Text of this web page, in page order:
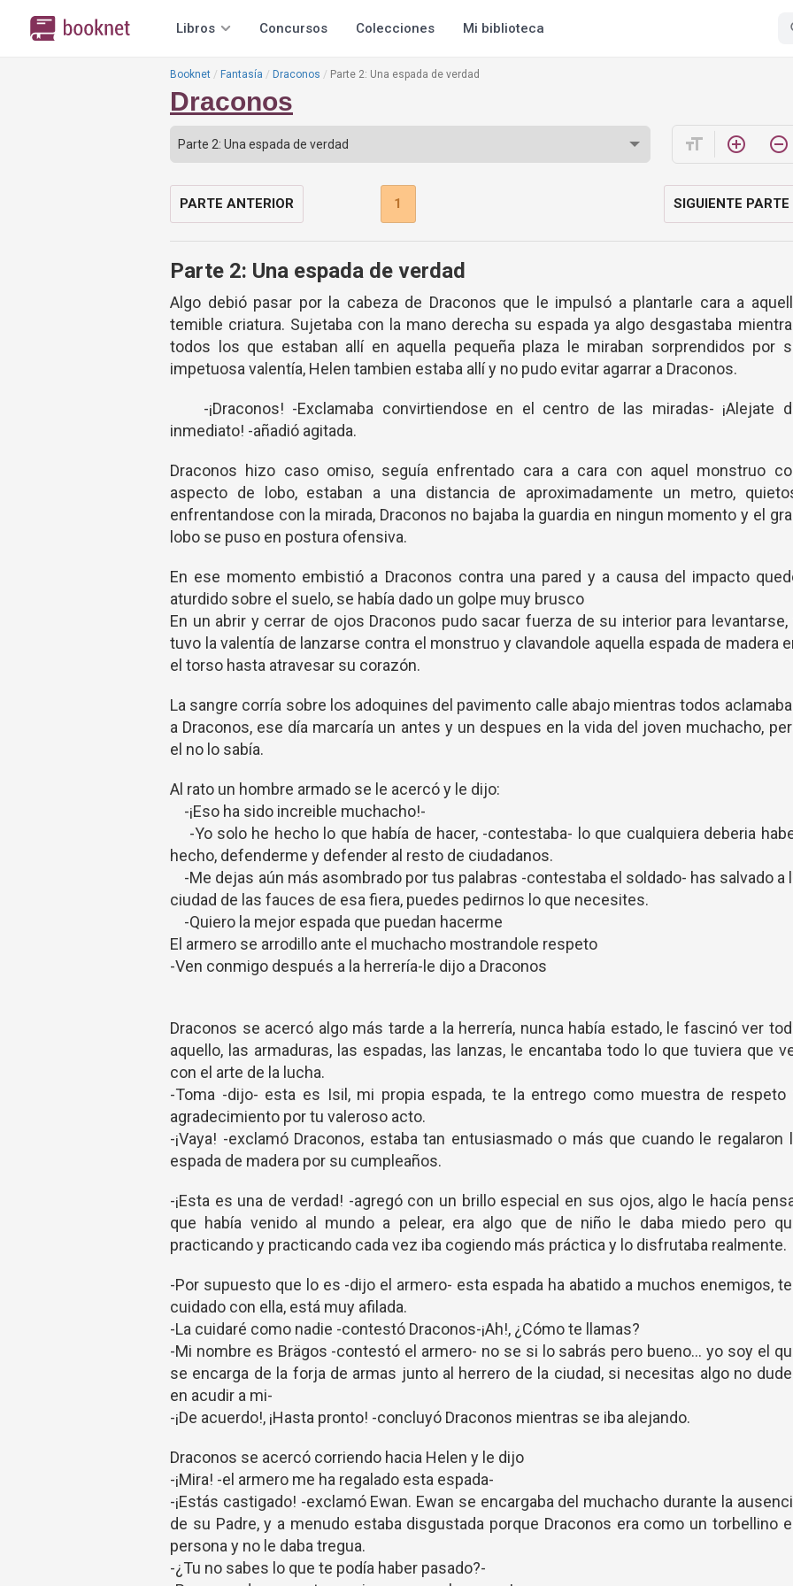
Libros Concursos Colecciones Mi biblioteca
Booknet Fantasía Draconos Parte 2: Una espada de verdad
Draconos
format_size add_circle_outline remove_circle_outline
PARTE ANTERIOR 1 SIGUIENTE PARTE
Parte 2: Una espada de verdad
Algo debió pasar por la cabeza de Draconos que le impulsó a plantarle cara a
temible criatura. Sujetaba con la mano derecha su espada ya algo desgastaba
todos los que estaban allí en aquella pequeña plaza le miraban sorprendidos por
impetuosa valentía, Helen tambien estaba allí y no pudo evitar agarrar a Draconos.
-¡Draconos! -Exclamaba convirtiendose en el centro de las miradas- ¡Alejate
inmediato! -añadió agitada.
Draconos hizo caso omiso, seguía enfrentado cara a cara con aquel monstruo
aspecto de lobo, estaban a una distancia de aproximadamente un metro,
enfrentandose con la mirada, Draconos no bajaba la guardia en ningun momento y el
lobo se puso en postura ofensiva.
En ese momento embistió a Draconos contra una pared y a causa del impacto
aturdido sobre el suelo, se había dado un golpe muy brusco
En un abrir y cerrar de ojos Draconos pudo sacar fuerza de su interior para levantarse,
tuvo la valentía de lanzarse contra el monstruo y clavandole aquella espada de madera
el torso hasta atravesar su corazón.
La sangre corría sobre los adoquines del pavimento calle abajo mientras todos
a Draconos, ese día marcaría un antes y un despues en la vida del joven muchacho,
el no lo sabía.
Al rato un hombre armado se le acercó y le dijo:
-¡Eso ha sido increible muchacho!-
-Yo solo he hecho lo que había de hacer, -contestaba- lo que cualquiera deberia
hecho, defenderme y defender al resto de ciudadanos.
-Me dejas aún más asombrado por tus palabras -contestaba el soldado- has salvado a
ciudad de las fauces de esa fiera, puedes pedirnos lo que necesites.
-Quiero la mejor espada que puedan hacerme
El armero se arrodillo ante el muchacho mostrandole respeto
-Ven conmigo después a la herrería-le dijo a Draconos
Draconos se acercó algo más tarde a la herrería, nunca había estado, le fascinó ver
aquello, las armaduras, las espadas, las lanzas, le encantaba todo lo que tuviera que
con el arte de la lucha.
-Toma -dijo- esta es Isil, mi propia espada, te la entrego como muestra de respeto
agradecimiento por tu valeroso acto.
-¡Vaya! -exclamó Draconos, estaba tan entusiasmado o más que cuando le regalaron
espada de madera por su cumpleaños.
-¡Esta es una de verdad! -agregó con un brillo especial en sus ojos, algo le hacía
que había venido al mundo a pelear, era algo que de niño le daba miedo pero
practicando y practicando cada vez iba cogiendo más práctica y lo disfrutaba realmente.
-Por supuesto que lo es -dijo el armero- esta espada ha abatido a muchos enemigos,
cuidado con ella, está muy afilada.
-La cuidaré como nadie -contestó Draconos-¡Ah!, ¿Cómo te llamas?
-Mi nombre es Brägos -contestó el armero- no se si lo sabrás pero bueno... yo soy el
se encarga de la forja de armas junto al herrero de la ciudad, si necesitas algo no
en acudir a mi-
-¡De acuerdo!, ¡Hasta pronto! -concluyó Draconos mientras se iba alejando.
Draconos se acercó corriendo hacia Helen y le dijo
-¡Mira! -el armero me ha regalado esta espada-
-¡Estás castigado! -exclamó Ewan. Ewan se encargaba del muchacho durante la
de su Padre, y a menudo estaba disgustada porque Draconos era como un torbellino
persona y no le daba tregua.
-¿Tu no sabes lo que te podía haber pasado?-